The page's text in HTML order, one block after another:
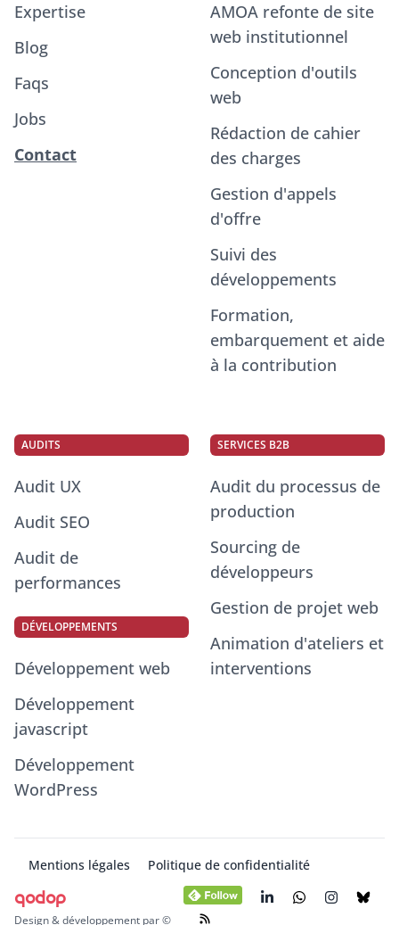
Expertise
Blog
Faqs
Jobs
Contact
AMOA refonte de site
web institutionnel
Conception d'outils
web
Rédaction de cahier
des charges
Gestion d'appels
d'offre
Suivi des
développements
Formation,
embarquement et aide
à la contribution
AUDITS
Audit UX
Audit SEO
Audit de
performances
DÉVELOPPEMENTS
Développement web
Développement
javascript
Développement
WordPress
SERVICES B2B
Audit du processus de
production
Sourcing de
développeurs
Gestion de projet web
Animation d'ateliers et
interventions
Mentions légales Politique de confidentialité
qodop
Design & développement par ©